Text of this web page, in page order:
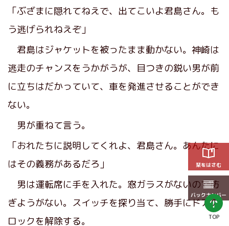
「ぶざまに隠れてねえで、出てこいよ君島さん。も
う逃げられねえぞ」
君島はジャケットを被ったまま動かない。神崎は
逃走のチャンスをうかがうが、目つきの鋭い男が前
に立ちはだかっていて、車を発進させることができ
ない。
男が重ねて言う。
「おれたちに説明してくれよ、君島さん。あんたに
はその義務があるだろ」
男は運転席に手を入れた。窓ガラスがないので防
ぎようがない。スイッチを探り当て、勝手にドアの
ロックを解除する。
栞をはさむ
バックナンバー
TOP